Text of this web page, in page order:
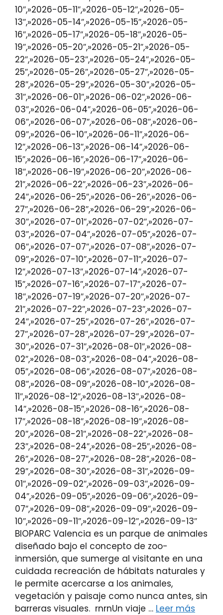
10″,»2026-05-11″,»2026-05-12″,»2026-05-
13″,»2026-05-14″,»2026-05-15″,»2026-05-
16″,»2026-05-17″,»2026-05-18″,»2026-05-
19″,»2026-05-20″,»2026-05-21″,»2026-05-
22″,»2026-05-23″,»2026-05-24″,»2026-05-
25″,»2026-05-26″,»2026-05-27″,»2026-05-
28″,»2026-05-29″,»2026-05-30″,»2026-05-
31″,»2026-06-01″,»2026-06-02″,»2026-06-
03″,»2026-06-04″,»2026-06-05″,»2026-06-
06″,»2026-06-07″,»2026-06-08″,»2026-06-
09″,»2026-06-10″,»2026-06-11″,»2026-06-
12″,»2026-06-13″,»2026-06-14″,»2026-06-
15″,»2026-06-16″,»2026-06-17″,»2026-06-
18″,»2026-06-19″,»2026-06-20″,»2026-06-
21″,»2026-06-22″,»2026-06-23″,»2026-06-
24″,»2026-06-25″,»2026-06-26″,»2026-06-
27″,»2026-06-28″,»2026-06-29″,»2026-06-
30″,»2026-07-01″,»2026-07-02″,»2026-07-
03″,»2026-07-04″,»2026-07-05″,»2026-07-
06″,»2026-07-07″,»2026-07-08″,»2026-07-
09″,»2026-07-10″,»2026-07-11″,»2026-07-
12″,»2026-07-13″,»2026-07-14″,»2026-07-
15″,»2026-07-16″,»2026-07-17″,»2026-07-
18″,»2026-07-19″,»2026-07-20″,»2026-07-
21″,»2026-07-22″,»2026-07-23″,»2026-07-
24″,»2026-07-25″,»2026-07-26″,»2026-07-
27″,»2026-07-28″,»2026-07-29″,»2026-07-
30″,»2026-07-31″,»2026-08-01″,»2026-08-
02″,»2026-08-03″,»2026-08-04″,»2026-08-
05″,»2026-08-06″,»2026-08-07″,»2026-08-
08″,»2026-08-09″,»2026-08-10″,»2026-08-
11″,»2026-08-12″,»2026-08-13″,»2026-08-
14″,»2026-08-15″,»2026-08-16″,»2026-08-
17″,»2026-08-18″,»2026-08-19″,»2026-08-
20″,»2026-08-21″,»2026-08-22″,»2026-08-
23″,»2026-08-24″,»2026-08-25″,»2026-08-
26″,»2026-08-27″,»2026-08-28″,»2026-08-
29″,»2026-08-30″,»2026-08-31″,»2026-09-
01″,»2026-09-02″,»2026-09-03″,»2026-09-
04″,»2026-09-05″,»2026-09-06″,»2026-09-
07″,»2026-09-08″,»2026-09-09″,»2026-09-
10″,»2026-09-11″,»2026-09-12″,»2026-09-13″
BIOPARC Valencia es un parque de animales
diseñado bajo el concepto de zoo-
inmersión, que sumerge al visitante en una
cuidada recreación de hábitats naturales y
le permite acercarse a los animales,
vegetación y paisaje como nunca antes, sin
barreras visuales. rnrnUn viaje … Leer más